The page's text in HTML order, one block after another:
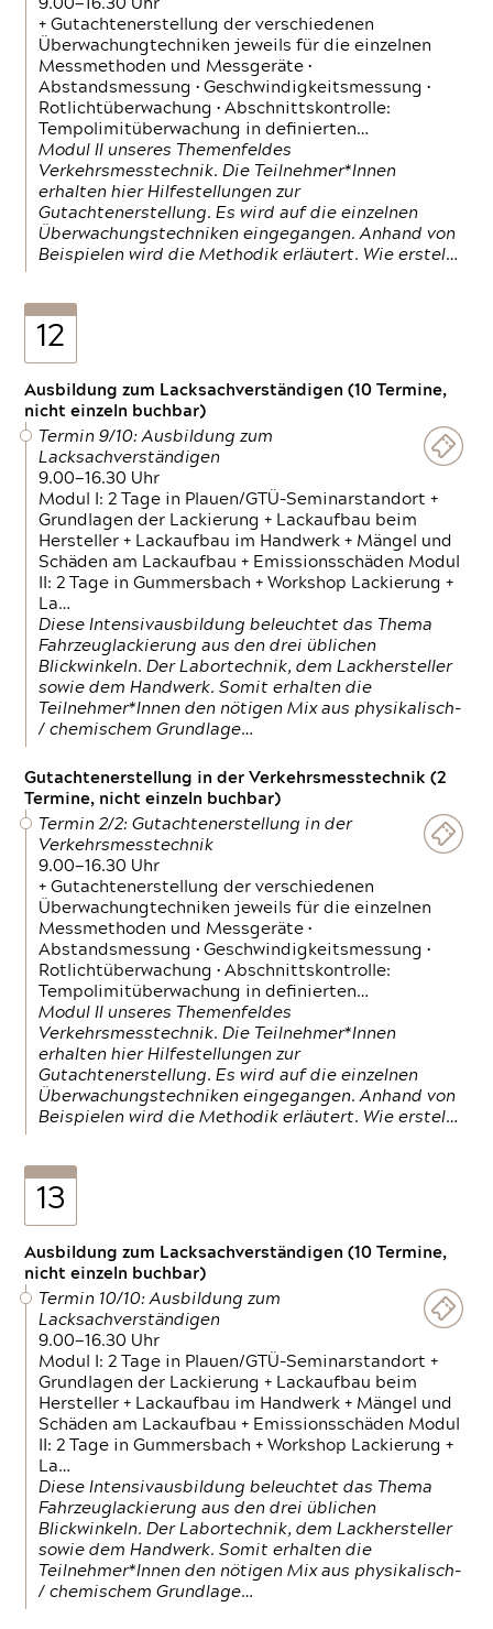
9.00—16.30 Uhr
+ Gutachtenerstellung der verschiedenen
Überwachungtechniken jeweils für die einzelnen
Messmethoden und Messgeräte •
Abstandsmessung • Geschwindigkeitsmessung •
Rotlichtüberwachung • Abschnittskontrolle:
Tempolimitüberwachung in definierten…
Modul II unseres Themenfeldes
Verkehrsmesstechnik. Die Teilnehmer*Innen
erhalten hier Hilfestellungen zur
Gutachtenerstellung. Es wird auf die einzelnen
Überwachungstechniken eingegangen. Anhand von
Beispielen wird die Methodik erläutert. Wie erstel…
12
Ausbildung zum Lacksachverständigen (10 Termine,
nicht einzeln buchbar)
Termin 9/10: Ausbildung zum
Lacksachverständigen
9.00—16.30 Uhr
Modul I: 2 Tage in Plauen/GTÜ-Seminarstandort +
Grundlagen der Lackierung + Lackaufbau beim
Hersteller + Lackaufbau im Handwerk + Mängel und
Schäden am Lackaufbau + Emissionsschäden Modul
II: 2 Tage in Gummersbach + Workshop Lackierung +
La…
Diese Intensivausbildung beleuchtet das Thema
Fahrzeuglackierung aus den drei üblichen
Blickwinkeln. Der Labortechnik, dem Lackhersteller
sowie dem Handwerk. Somit erhalten die
Teilnehmer*Innen den nötigen Mix aus physikalisch-
/ chemischem Grundlage…
Gutachtenerstellung in der Verkehrsmesstechnik (2
Termine, nicht einzeln buchbar)
Termin 2/2: Gutachtenerstellung in der
Verkehrsmesstechnik
9.00—16.30 Uhr
+ Gutachtenerstellung der verschiedenen
Überwachungtechniken jeweils für die einzelnen
Messmethoden und Messgeräte •
Abstandsmessung • Geschwindigkeitsmessung •
Rotlichtüberwachung • Abschnittskontrolle:
Tempolimitüberwachung in definierten…
Modul II unseres Themenfeldes
Verkehrsmesstechnik. Die Teilnehmer*Innen
erhalten hier Hilfestellungen zur
Gutachtenerstellung. Es wird auf die einzelnen
Überwachungstechniken eingegangen. Anhand von
Beispielen wird die Methodik erläutert. Wie erstel…
13
Ausbildung zum Lacksachverständigen (10 Termine,
nicht einzeln buchbar)
Termin 10/10: Ausbildung zum
Lacksachverständigen
9.00—16.30 Uhr
Modul I: 2 Tage in Plauen/GTÜ-Seminarstandort +
Grundlagen der Lackierung + Lackaufbau beim
Hersteller + Lackaufbau im Handwerk + Mängel und
Schäden am Lackaufbau + Emissionsschäden Modul
II: 2 Tage in Gummersbach + Workshop Lackierung +
La…
Diese Intensivausbildung beleuchtet das Thema
Fahrzeuglackierung aus den drei üblichen
Blickwinkeln. Der Labortechnik, dem Lackhersteller
sowie dem Handwerk. Somit erhalten die
Teilnehmer*Innen den nötigen Mix aus physikalisch-
/ chemischem Grundlage…